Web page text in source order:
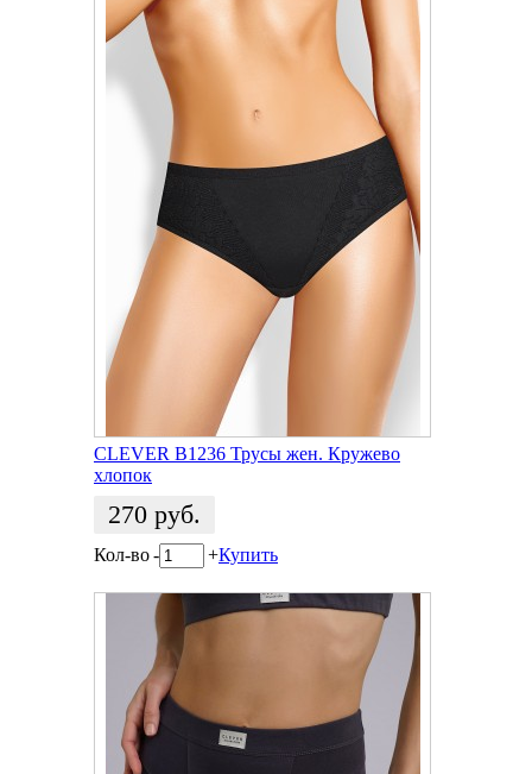
CLEVER B1236 Трусы жен. Кружево
хлопок
270 руб.
Кол-во- +Купить